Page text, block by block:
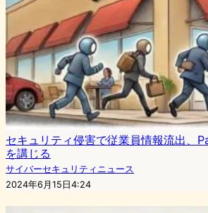
セキュリティ侵害で従業員情報流出、
を講じる
サイバーセキュリティニュース
2024年6月15日4:24